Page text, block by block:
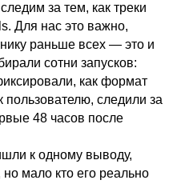
за тем, как треки
Для нас это важно,
раньше всех — это и
сотни запусков:
как формат
пользователю, следили за
48 часов после
к одному выводу,
мало кто его реально